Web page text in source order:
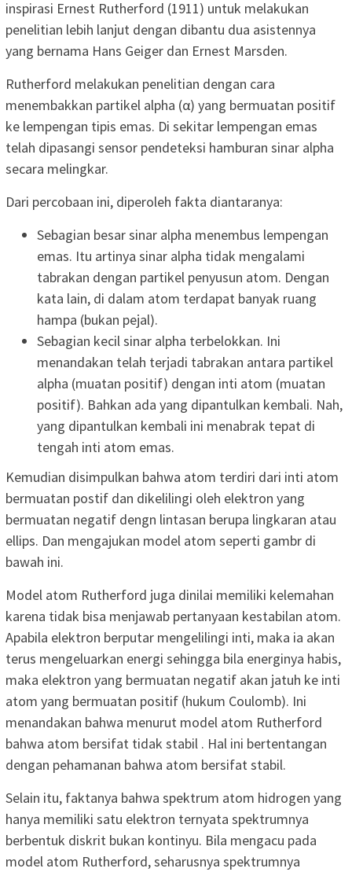
inspirasi Ernest Rutherford (1911) untuk melakukan
penelitian lebih lanjut dengan dibantu dua asistennya
yang bernama Hans Geiger dan Ernest Marsden.
Rutherford melakukan penelitian dengan cara
menembakkan partikel alpha (α) yang bermuatan positif
ke lempengan tipis emas. Di sekitar lempengan emas
telah dipasangi sensor pendeteksi hamburan sinar alpha
secara melingkar.
Dari percobaan ini, diperoleh fakta diantaranya:
Sebagian besar sinar alpha menembus lempengan
emas. Itu artinya sinar alpha tidak mengalami
tabrakan dengan partikel penyusun atom. Dengan
kata lain, di dalam atom terdapat banyak ruang
hampa (bukan pejal).
Sebagian kecil sinar alpha terbelokkan. Ini
menandakan telah terjadi tabrakan antara partikel
alpha (muatan positif) dengan inti atom (muatan
positif). Bahkan ada yang dipantulkan kembali. Nah,
yang dipantulkan kembali ini menabrak tepat di
tengah inti atom emas.
Kemudian disimpulkan bahwa atom terdiri dari inti atom
bermuatan postif dan dikelilingi oleh elektron yang
bermuatan negatif dengn lintasan berupa lingkaran atau
ellips. Dan mengajukan model atom seperti gambr di
bawah ini.
Model atom Rutherford juga dinilai memiliki kelemahan
karena tidak bisa menjawab pertanyaan kestabilan atom.
Apabila elektron berputar mengelilingi inti, maka ia akan
terus mengeluarkan energi sehingga bila energinya habis,
maka elektron yang bermuatan negatif akan jatuh ke inti
atom yang bermuatan positif (hukum Coulomb). Ini
menandakan bahwa menurut model atom Rutherford
bahwa atom bersifat tidak stabil . Hal ini bertentangan
dengan pehamanan bahwa atom bersifat stabil.
Selain itu, faktanya bahwa spektrum atom hidrogen yang
hanya memiliki satu elektron ternyata spektrumnya
berbentuk diskrit bukan kontinyu. Bila mengacu pada
model atom Rutherford, seharusnya spektrumnya